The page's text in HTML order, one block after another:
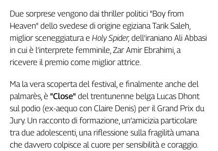
Territori
Abruzzo-
Molise
Alto
Adige
Calabria
Campania
Emilia-
Romagna
Friuli
Venezia
Due sorprese vengono dai thriller politici "Boy from
Heaven" dello svedese di origine egiziana Tarik Saleh,
miglior sceneggiatura e Holy Spider, dell’iraniano Ali Abbasi
in cui è l’interprete femminile, Zar Amir Ebrahimi, a
ricevere il premio come miglior attrice.
Ma la vera scoperta del festival, e finalmente anche del
palmarès, è "Close" del trentunenne belga Lucas Dhont
sul podio (ex-aequo con Claire Denis) per il Grand Prix du
Jury. Un racconto di formazione, un’amicizia particolare
tra due adolescenti, una riflessione sulla fragilità umana
che davvero colpisce al cuore per sensibilità e coraggio.